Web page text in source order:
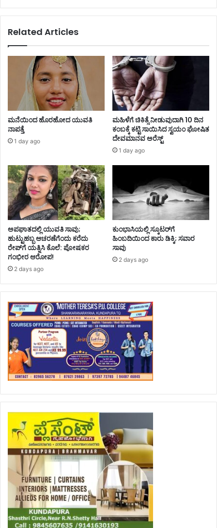
Related Articles
ಮನೆಯಿಂದ ಹೊರಹೋದ ಯುವತಿ
ನಾಪತ್ತೆ
1 day ago
ಮಹಿಳೆಗೆ ಚಿಕಿತ್ಸೆ ನೀಡುವುದಾಗಿ 10 ದಿನ
ಕಂಬಕ್ಕೆ ಕಟ್ಟಿ ಸಾಯಿಸಿದ ಸ್ವಯಂ ಘೋಷಿತ
ದೇವಮಾನವ ಅರೆಸ್ಟ್
1 day ago
ಅಪಘಾತದಲ್ಲಿ ಯುವತಿ ಸಾವು;
ಹುಟ್ಟುಹಬ್ಬ ಆಚರಣೆಗೆಂದು ಕರೆದು
ರೇಪ್‌ಗೆ ಯತ್ನಿಸಿ ಕೊಲೆ: ಪೋಷಕರ
ಗಂಭೀರ ಆರೋಪ!
2 days ago
ಕುಂಭಾಸಿಯಲ್ಲಿ ಸ್ಕೂಟರ್‌ಗೆ
ಹಿಂಬದಿಯಿಂದ ಕಾರು ಡಿಕ್ಕಿ; ಸವಾರ
ಸಾವು
2 days ago